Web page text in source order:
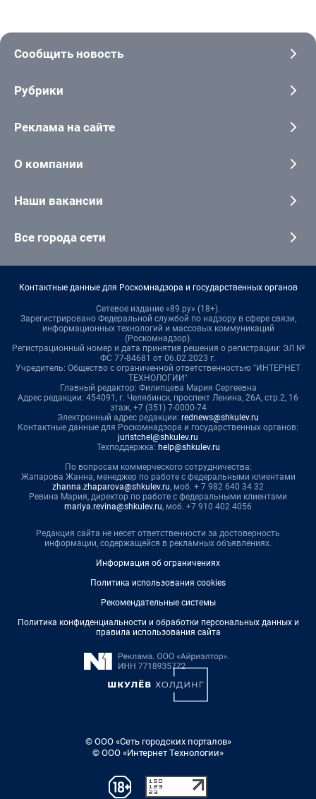
Сообщить новость
Рубрики
Реклама на сайте
О компании
Наши вакансии
Все города сети
Контактные данные для Роскомнадзора и государственных органов
Сетевое издание «89.ру» (18+).
Зарегистрировано Федеральной службой по надзору в сфере связи,
информационных технологий и массовых коммуникаций
(Роскомнадзор).
Регистрационный номер и дата принятия решения о регистрации: ЭЛ №
ФС 77-84681 от 06.02.2023 г.
Учредитель: Общество с ограниченной ответственностью "ИНТЕРНЕТ
ТЕХНОЛОГИИ"
Главный редактор: Филипцева Мария Сергеевна
Адрес редакции: 454091, г. Челябинск, проспект Ленина, 26А, стр.2, 16
этаж, +7 (351) 7-0000-74
Электронный адрес редакции: rednews@shkulev.ru
Контактные данные для Роскомнадзора и государственных органов:
juristchel@shkulev.ru
Техподдержка: help@shkulev.ru
По вопросам коммерческого сотрудничества:
Жапарова Жанна, менеджер по работе с федеральными клиентами
zhanna.zhaparova@shkulev.ru, моб. + 7 982 640 34 32
Ревина Мария, директор по работе с федеральными клиентами
mariya.revina@shkulev.ru, моб. +7 910 402 4056
Редакция сайта не несет ответственности за достоверность
информации, содержащейся в рекламных объявлениях.
Информация об ограничениях
Политика использования cookies
Рекомендательные системы
Политика конфиденциальности и обработки персональных данных и
правила использования сайта
© ООО «Сеть городских порталов»
© ООО «Интернет Технологии»